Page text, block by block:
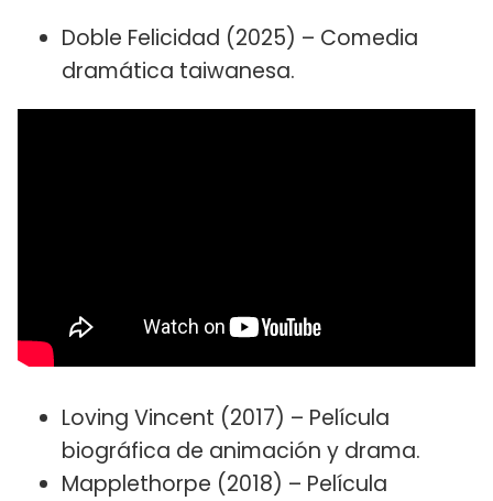
Doble Felicidad (2025) – Comedia
dramática taiwanesa.
Loving Vincent (2017) – Película
biográfica de animación y drama.
Mapplethorpe (2018) – Película